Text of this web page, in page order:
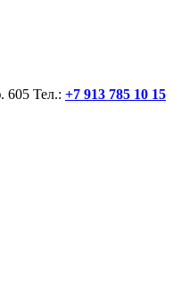
605 Тел.: +7 913 785 10 15